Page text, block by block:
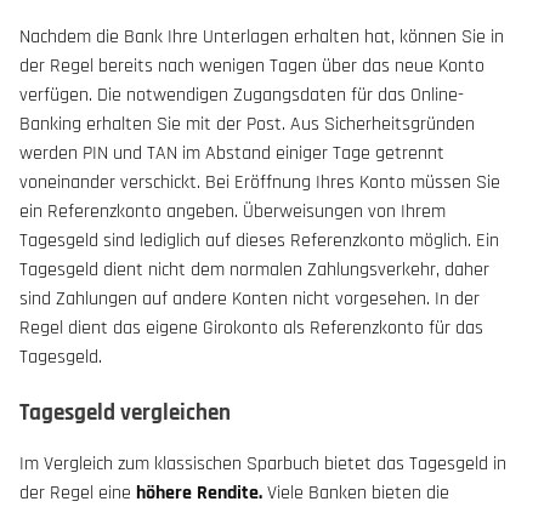
Nachdem die Bank Ihre Unterlagen erhalten hat, können Sie in
der Regel bereits nach wenigen Tagen über das neue Konto
verfügen. Die notwendigen Zugangsdaten für das Online-
Banking erhalten Sie mit der Post. Aus Sicherheitsgründen
werden PIN und TAN im Abstand einiger Tage getrennt
voneinander verschickt. Bei Eröffnung Ihres Konto müssen Sie
ein Referenzkonto angeben. Überweisungen von Ihrem
Tagesgeld sind lediglich auf dieses Referenzkonto möglich. Ein
Tagesgeld dient nicht dem normalen Zahlungsverkehr, daher
sind Zahlungen auf andere Konten nicht vorgesehen. In der
Regel dient das eigene Girokonto als Referenzkonto für das
Tagesgeld.
Tagesgeld vergleichen
Im Vergleich zum klassischen Sparbuch bietet das Tagesgeld in
der Regel eine höhere Rendite.Viele Banken bieten die